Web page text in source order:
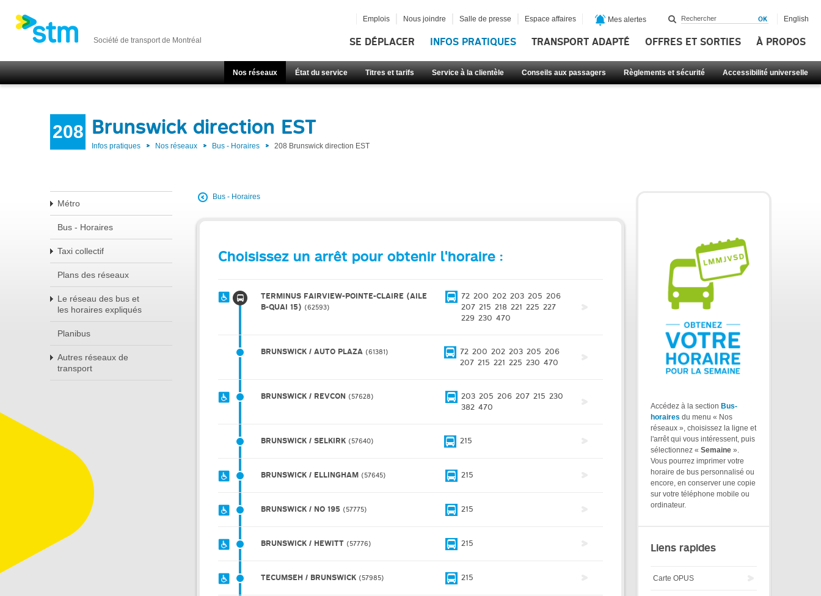
Société de transport de Montréal SE DÉPLACER INFOS PRATIQUES TRANSPORT ADAPTÉ OFFRES ET SORTIES À PROPOS
Nos réseaux État du service Titres et tarifs Service à la clientèle Conseils aux passagers Règlements et sécurité Accessibilité universelle
Emplois Nous joindre Salle de presse Espace affaires Mes alertes English
208 Brunswick direction EST
Infos pratiques Nos réseaux Bus - Horaires 208 Brunswick direction EST
Métro
Bus - Horaires
Taxi collectif
Plans des réseaux
Le réseau des bus et
les horaires expliqués
Planibus
Autres réseaux de
transport
Bus - Horaires
Choisissez un arrêt pour obtenir l'horaire :
TERMINUS FAIRVIEW-POINTE-CLAIRE (AILE
B-QUAI 15)
62593
72 200 202 203 205 206
207 215 218 221 225 227
229 230 470
BRUNSWICK / AUTO PLAZA 61381 72 200 202 203 205 206
207 215 221 225 230 470
BRUNSWICK / REVCON 57628 203 205 206 207 215 230
382 470
BRUNSWICK / SELKIRK 57640 215
BRUNSWICK / ELLINGHAM 57645 215
BRUNSWICK / NO 195 57775 215
BRUNSWICK / HEWITT 57776 215
TECUMSEH / BRUNSWICK 57985 215
Accédez à la section Bus-
horaires du menu « Nos
réseaux », choisissez la ligne et
l'arrêt qui vous intéressent, puis
sélectionnez « Semaine ».
Vous pourrez imprimer votre
horaire de bus personnalisé ou
encore, en conserver une copie
sur votre téléphone mobile ou
ordinateur.
Liens rapides
Carte OPUS